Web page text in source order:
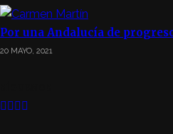
Por una Andalucía de
20 MAYO, 2021